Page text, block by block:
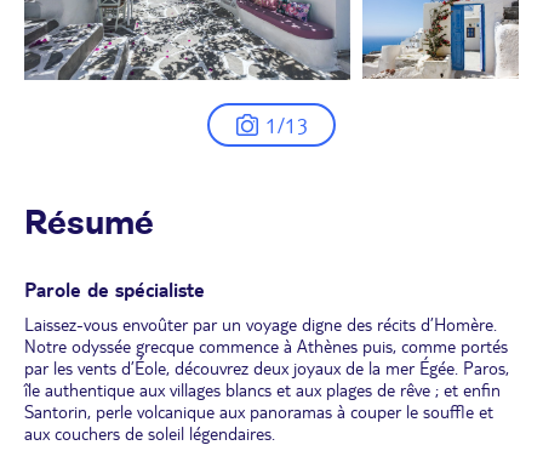
1/13
Résumé
Parole de spécialiste
Laissez-vous envoûter par un voyage digne des récits d’Homère.
Notre odyssée grecque commence à Athènes puis, comme portés
par les vents d’Éole, découvrez deux joyaux de la mer Égée. Paros,
île authentique aux villages blancs et aux plages de rêve ; et enfin
Santorin, perle volcanique aux panoramas à couper le souffle et
aux couchers de soleil légendaires.